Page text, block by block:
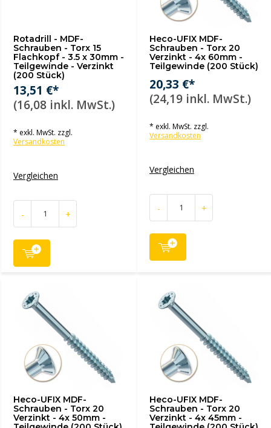
Rotadrill - MDF-
Schrauben - Torx 15
Flachkopf - 3.5 x 30mm -
Teilgewinde - Verzinkt
(200 Stück)
13,51 €*
(16,08 inkl. MwSt.)
* exkl. MwSt. zzgl.
Versandkosten
Vergleichen
- +
Heco-UFIX MDF-
Schrauben - Torx 20
Verzinkt - 4x 60mm -
Teilgewinde (200 Stück)
20,33 €*
(24,19 inkl. MwSt.)
* exkl. MwSt. zzgl.
Versandkosten
Vergleichen
- +
Heco-UFIX MDF-
Schrauben - Torx 20
Verzinkt - 4x 50mm -
Heco-UFIX MDF-
Schrauben - Torx 20
Verzinkt - 4x 45mm -